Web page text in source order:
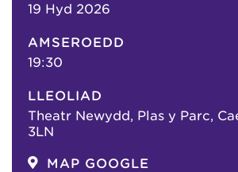
19 Hyd 2026
AMSEROEDD
19:30
LLEOLIAD
Theatr Newydd, Plas y Parc,
3LN
MAP GOOGLE